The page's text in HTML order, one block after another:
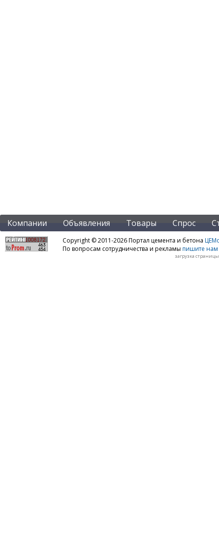
Компании Объявления Товары Спрос
Copyright © 2011-2026 Портал цемента и бетона
По вопросам сотрудничества и рекламы пишите нам
загрузка